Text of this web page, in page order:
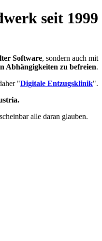
seit 1999
Software, sondern auch mit
Abhängigkeiten zu befreien.
"Digitale Entzugsklinik".
alle daran glauben.